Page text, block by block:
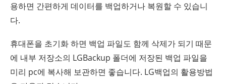
용하면 간편하게 데이터를 백업하거나 복원할 수 있습니
다.
휴대폰을 초기화 하면 백업 파일도 함께 삭제가 되기 때문
에 내부 저장소의 LGBackup 폴더에 저장된 백업 파일을
미리 pc에 복사해 보관하면 좋습니다. LG백업의 활용방법